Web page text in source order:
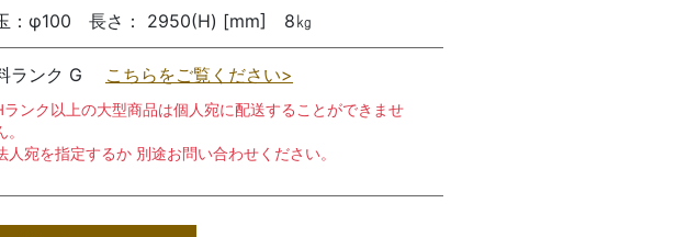
：φ100 長さ： 2950(H) [mm] 8㎏
ランク G こちらをご覧ください>
ランク以上の大型商品は個人宛に配送することができませ
。
人宛を指定するか 別途お問い合わせください。